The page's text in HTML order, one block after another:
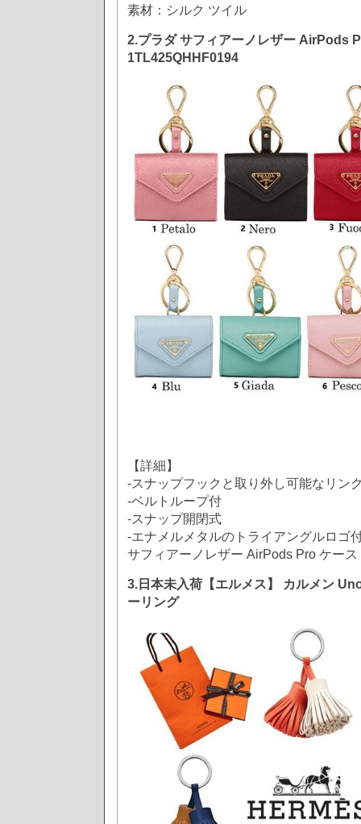
素材：シルク ツイル
2.プラダ サフィアーノレザー AirPods
1TL425QHHF0194
【詳細】
-スナップフックと取り外し可能なリン
-ベルトループ付
-スナップ開閉式
-エナメルメタルのトライアングルロゴ
サフィアーノレザー AirPods Pro ケース
3.日本未入荷【エルメス】 カルメン
ーリング